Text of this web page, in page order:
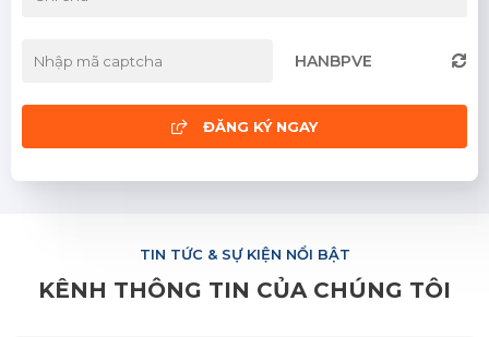
HANBPVE
ĐĂNG KÝ NGAY
TIN TỨC & SỰ KIỆN NỔI BẬT
KÊNH THÔNG TIN CỦA CHÚNG TÔI